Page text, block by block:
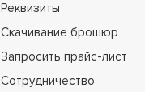
Реквизиты
Скачивание брошюр
Запросить прайс-лист
Сотрудничество